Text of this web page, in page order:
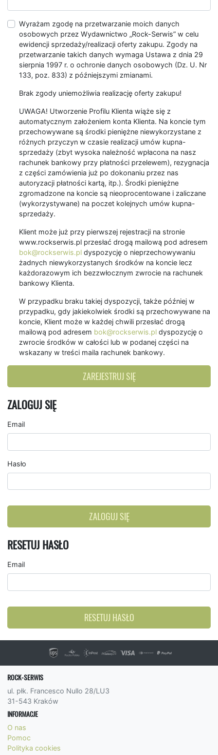
Wyrażam zgodę na przetwarzanie moich danych
osobowych przez Wydawnictwo „Rock-Serwis” w celu
ewidencji sprzedaży/realizacji oferty zakupu. Zgody na
przetwarzanie takich danych wymaga Ustawa z dnia 29
sierpnia 1997 r. o ochronie danych osobowych (Dz. U. Nr
133, poz. 833) z późniejszymi zmianami.
Brak zgody uniemożliwia realizację oferty zakupu!
UWAGA! Utworzenie Profilu Klienta wiąże się z
automatycznym założeniem konta Klienta. Na koncie tym
przechowywane są środki pieniężne niewykorzystane z
różnych przyczyn w czasie realizacji umów kupna-
sprzedaży (zbyt wysoka należność wpłacona na nasz
rachunek bankowy przy płatności przelewem), rezygnacja
z części zamówienia już po dokonaniu przez nas
autoryzacji płatności kartą, itp.). Środki pieniężne
zgromadzone na koncie są nieoprocentowane i zaliczane
(wykorzystywane) na poczet kolejnych umów kupna-
sprzedaży.
Klient może już przy pierwszej rejestracji na stronie
www.rockserwis.pl przesłać drogą mailową pod adresem
bok@rockserwis.pl dyspozycję o nieprzechowywaniu
żadnych niewykorzystanych środków na koncie lecz
każdorazowym ich bezzwłocznym zwrocie na rachunek
bankowy Klienta.
W przypadku braku takiej dyspozycji, także później w
przypadku, gdy jakiekolwiek środki są przechowywane na
koncie, Klient może w każdej chwili przesłać drogą
mailową pod adresem bok@rockserwis.pl dyspozycję o
zwrocie środków w całości lub w podanej części na
wskazany w treści maila rachunek bankowy.
ZAREJESTRUJ SIĘ
ZALOGUJ SIĘ
Email
Hasło
ZALOGUJ SIĘ
RESETUJ HASŁO
Email
RESETUJ HASŁO
ROCK-SERWIS
ul. płk. Francesco Nullo 28/LU3
31-543 Kraków
INFORMACJE
O nas
Pomoc
Polityka cookies